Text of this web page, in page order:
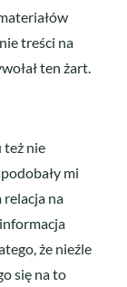
treści na
ten żart.
też nie
mi
relacja na
że nieźle
się na to